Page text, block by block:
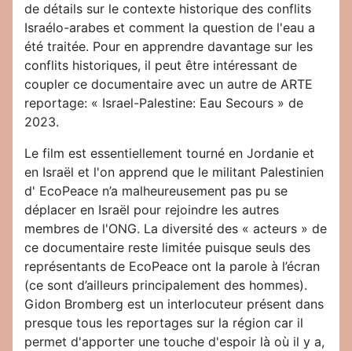
de détails sur le contexte historique des conflits
Israélo-arabes et comment la question de l'eau a
été traitée. Pour en apprendre davantage sur les
conflits historiques, il peut être intéressant de
coupler ce documentaire avec un autre de ARTE
reportage: « Israel-Palestine: Eau Secours » de
2023.
Le film est essentiellement tourné en Jordanie et
en Israël et l'on apprend que le militant Palestinien
d' EcoPeace n’a malheureusement pas pu se
déplacer en Israël pour rejoindre les autres
membres de l'ONG. La diversité des « acteurs » de
ce documentaire reste limitée puisque seuls des
représentants de EcoPeace ont la parole à l’écran
(ce sont d’ailleurs principalement des hommes).
Gidon Bromberg est un interlocuteur présent dans
presque tous les reportages sur la région car il
permet d'apporter une touche d'espoir là où il y a,